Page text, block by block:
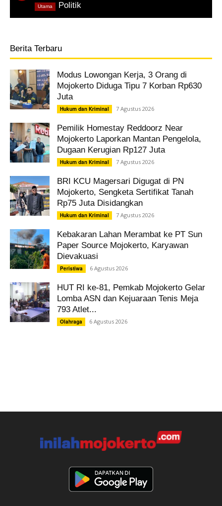
Politik
Utama
Berita Terbaru
Modus Lowongan Kerja, 3 Orang di
Mojokerto Diduga Tipu 7 Korban Rp630
Juta
Hukum dan Kriminal 7 Agustus 2026
Pemilik Homestay Reddoorz Near
Mojokerto Laporkan Mantan Pengelola,
Dugaan Kerugian Rp127 Juta
Hukum dan Kriminal 7 Agustus 2026
BRI KCU Magersari Digugat di PN
Mojokerto, Sengketa Sertifikat Tanah
Rp75 Juta Disidangkan
Hukum dan Kriminal 7 Agustus 2026
Kebakaran Lahan Merambat ke PT Sun
Paper Source Mojokerto, Karyawan
Dievakuasi
Peristiwa 6 Agustus 2026
HUT RI ke-81, Pemkab Mojokerto Gelar
Lomba ASN dan Kejuaraan Tenis Meja
793 Atlet...
Olahraga 6 Agustus 2026